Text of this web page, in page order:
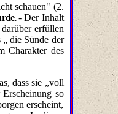
schauen" (2.
.- Der Inhalt
erfüllen
die Sünde der
Charakter des
dass sie „voll
so
erscheint,